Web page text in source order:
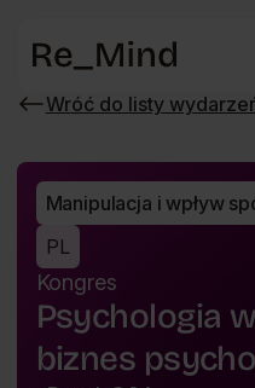
Wróć do listy
Wróć
wydarzeń
Manipulacja i wpływ
PL
Kongres
Psychologia
biznes